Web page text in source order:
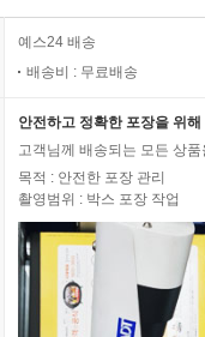
예스24 배송
배송비 : 무료배송
안전하고 정확한 포장을 위
고객님께 배송되는 모든 상
목적 : 안전한 포장 관리
촬영범위 : 박스 포장 작업